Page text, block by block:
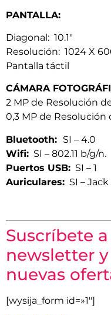
PANTALLA:
Diagonal: 10.1″
Resolución: 1024 X
Pantalla táctil
CÁMARA
2 MP de Resolución
0,3 MP de Resolución
Bluetooth: SI – 4.0
Wifi: SI – 802.11 b/g/n.
Puertos USB: SI – 1
Auriculares: SI –
Suscríbete
newsletter
nuevas
[wysija_form id=»1″]